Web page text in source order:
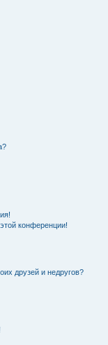
конференции!
друзей и недругов?